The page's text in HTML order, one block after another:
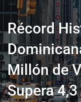
Récord
Millón de
Supera